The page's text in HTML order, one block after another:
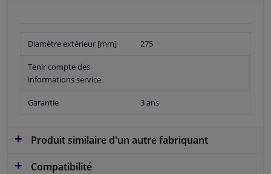
Diamètre extérieur [mm] 275
Tenir compte des
informations service
Garantie 3 ans
Produit similaire d'un autre fabriquant
Compatibilité